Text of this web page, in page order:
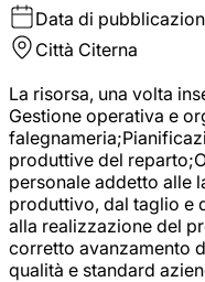
Data di
Città Citerna
La risorsa, una volta
Gestione operativa e
produttive del
personale addetto alle
produttivo, dal taglio e
alla realizzazione del
corretto avanzamento
qualità e standard